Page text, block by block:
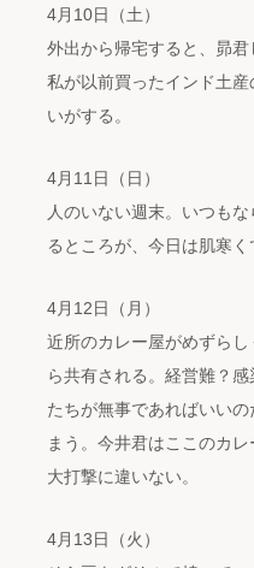
4月10日（土）
外出から帰宅すると、昴君
私が以前買ったインド土
いがする。
4月11日（日）
人のいない週末。いつも
るところが、今日は肌寒く
4月12日（月）
近所のカレー屋がめずら
ら共有される。経営難？
たちが無事であればいい
まう。今井君はここのカ
大打撃に違いない。
4月13日（火）